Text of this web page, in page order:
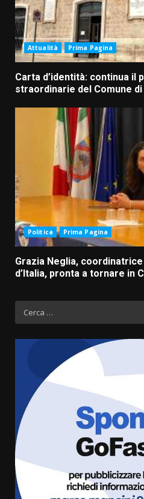
Attualità Prima Pagina
Carta d’identità: continua il
straordinarie del Comune di
Politica Prima Pagina
Grazia Neglia,
d’Italia, pronta a tornare in
Ricerca
per:
Grazia
cittadina di
pronta a
comunale
6 Agosto